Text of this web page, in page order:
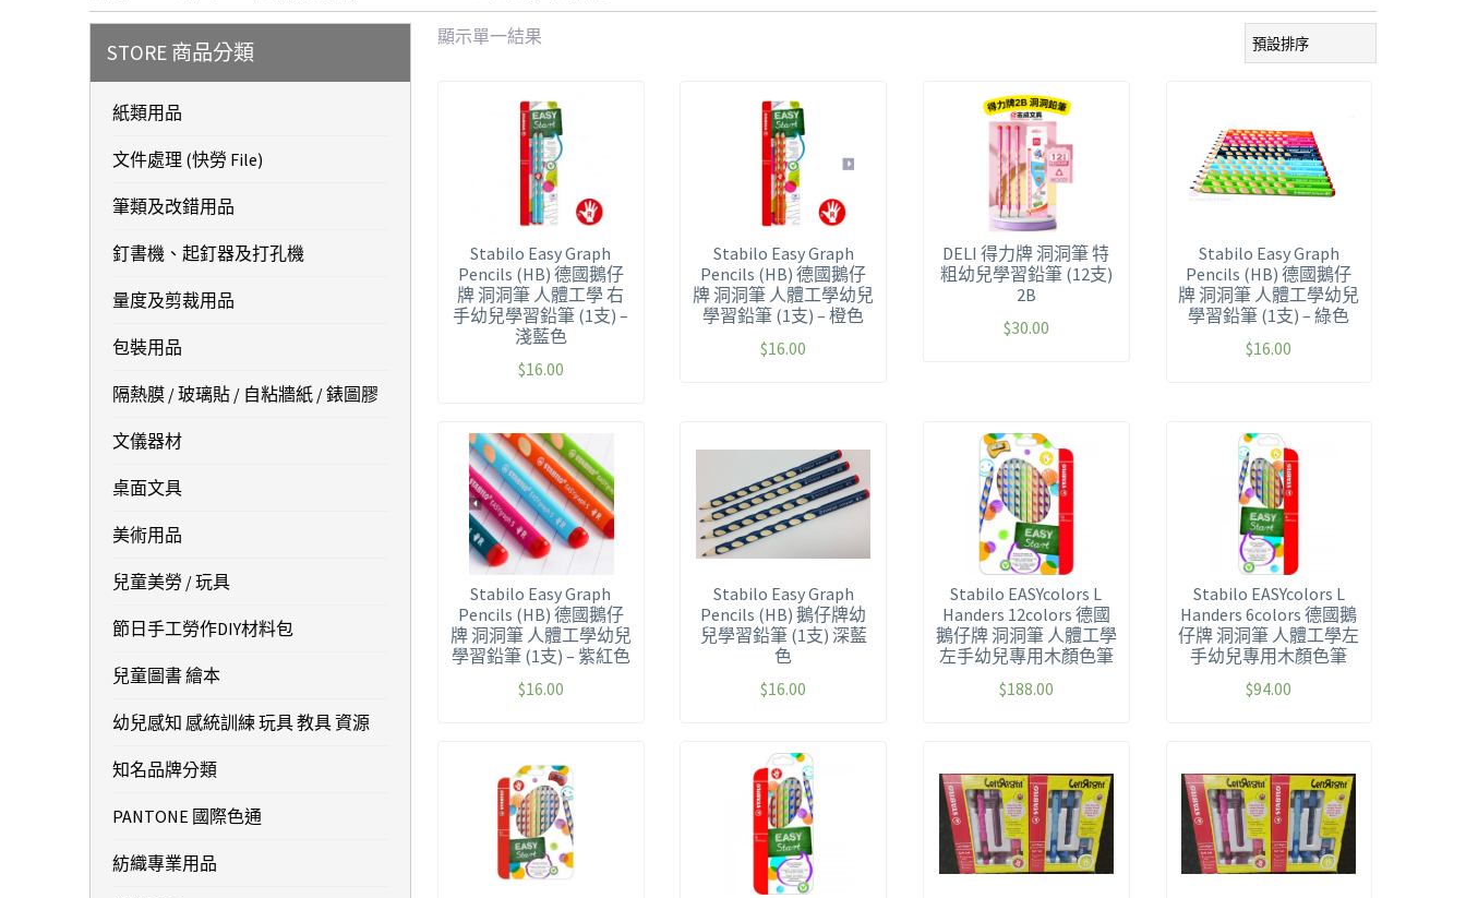
顯示單一結果
Stabilo Easy Graph
Pencils (HB) 德國鵝仔
牌 洞洞筆 人體工學 右
手幼兒學習鉛筆 (1支) –
淺藍色
$16.00
Stabilo Easy Graph
Pencils (HB) 德國鵝仔
牌 洞洞筆 人體工學幼兒
學習鉛筆 (1支) – 橙色
$16.00
DELI 得力牌 洞洞筆 特
粗幼兒學習鉛筆 (12支)
2B
$30.00
Stabilo Easy Graph
Pencils (HB) 德國鵝仔
牌 洞洞筆 人體工學幼兒
學習鉛筆 (1支) – 綠色
$16.00
Stabilo Easy Graph
Pencils (HB) 德國鵝仔
牌 洞洞筆 人體工學幼兒
學習鉛筆 (1支) – 紫紅色
$16.00
Stabilo Easy Graph
Pencils (HB) 鵝仔牌幼
兒學習鉛筆 (1支) 深藍
色
$16.00
Stabilo EASYcolors L
Handers 12colors 德國
鵝仔牌 洞洞筆 人體工學
左手幼兒專用木顏色筆
$188.00
Stabilo EASYcolors L
Handers 6colors 德國鵝
仔牌 洞洞筆 人體工學左
手幼兒專用木顏色筆
$94.00
STORE 商品分類
紙類用品
文件處理 (快勞 File)
筆類及改錯用品
釘書機、起釘器及打孔機
量度及剪裁用品
包裝用品
隔熱膜 / 玻璃貼 / 自粘牆紙 / 錶圖膠
文儀器材
桌面文具
美術用品
兒童美勞 / 玩具
節日手工勞作DIY材料包
兒童圖書 繪本
幼兒感知 感統訓練 玩具 教具 資源
知名品牌分類
PANTONE 國際色通
紡織專業用品